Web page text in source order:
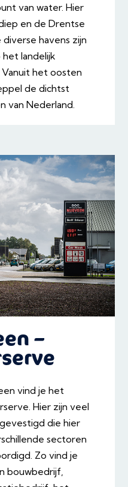
van water. Hier
en de Drentse
havens zijn
landelijk
het oosten
de dichtst
van Nederland.
–
vind je het
Hier zijn veel
die hier
sectoren
Zo vind je
bouwbedrijf,